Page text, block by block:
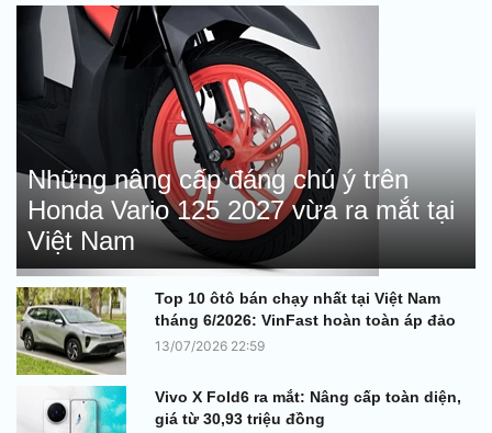
Những nâng cấp đáng chú ý trên
Honda Vario 125 2027 vừa ra mắt tại
Việt Nam
Top 10 ôtô bán chạy nhất tại Việt Nam
tháng 6/2026: VinFast hoàn toàn áp đảo
13/07/2026 22:59
Vivo X Fold6 ra mắt: Nâng cấp toàn diện,
giá từ 30,93 triệu đồng